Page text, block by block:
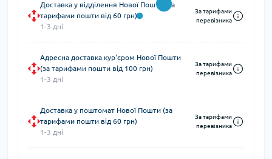
Доставка у відділення Нової Пошти (за
тарифами пошти від 60 грн)
1-3 дні
За тарифами
перевізника
Адресна доставка кур'єром Нової Пошти
(за тарифами пошти від 100 грн)
1-3 дні
За тарифами
перевізника
Доставка у поштомат Нової Пошти (за
тарифами пошти від 60 грн)
1-3 дні
За тарифами
перевізника